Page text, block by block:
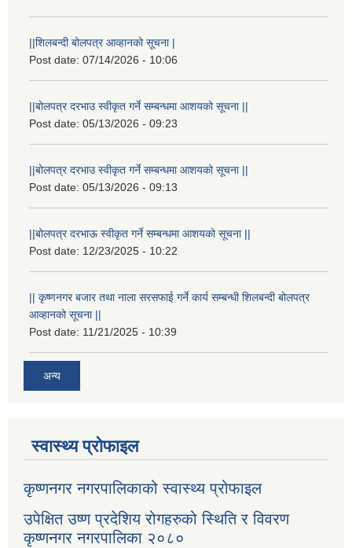
||शिलबन्दी बोलपत्र आव्हानको सूचना |
Post date: 07/14/2026 - 10:06
||बोलपत्र दरभाउ स्वीकृत गर्ने सम्बन्धमा आशयको सूचना ||
Post date: 05/13/2026 - 09:23
||बोलपत्र दरभाउ स्वीकृत गर्ने सम्बन्धमा आशयको सूचना ||
Post date: 05/13/2026 - 09:13
||बोलपत्र दरभाऊ स्वीकृत गर्ने सम्बन्धमा आशयको सूचना ||
Post date: 12/23/2025 - 10:22
|| कृष्णनगर बजार तथा नाला सरसफाई गर्ने कार्य सम्बन्धी शिलबन्दी बोलपत्र
आव्हानको सूचना ||
Post date: 11/21/2025 - 10:39
अन्य
स्वास्थ्य प्रोफाइल
कृष्णनगर नगरपालिकाको स्वास्थ्य प्रोफाइल
उपेक्षित उष्ण प्रदेशिय रोगहरुको स्थिति र विवरण
कृष्णनगर नगरपालिका २०८०